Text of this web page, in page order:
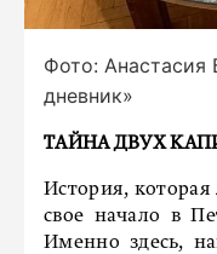
Фото: Анастасия
дневник»
ТАЙНА ДВУХ
История,
свое начало в
Именно здесь,